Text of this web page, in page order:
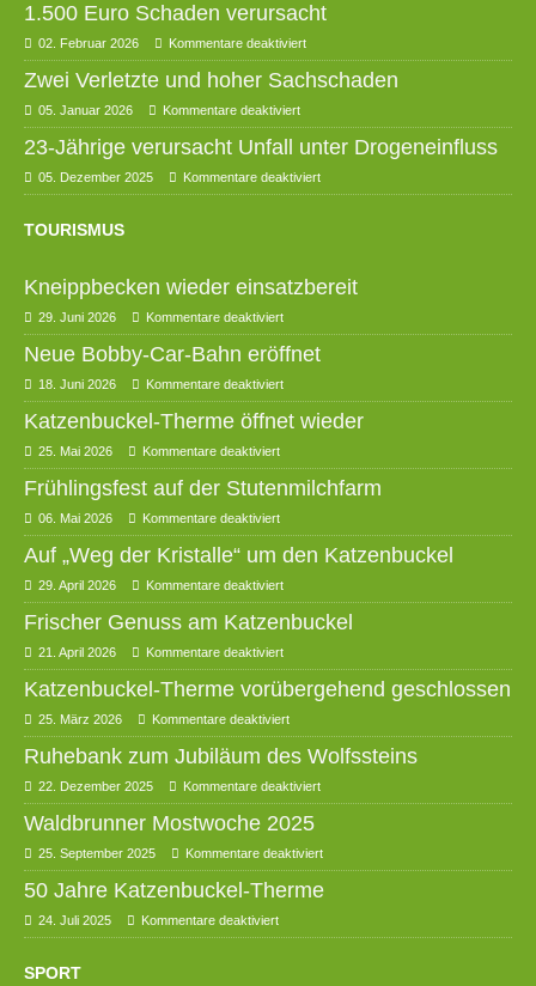
1.500 Euro Schaden verursacht
02. Februar 2026 Kommentare deaktiviert
Zwei Verletzte und hoher Sachschaden
05. Januar 2026 Kommentare deaktiviert
23-Jährige verursacht Unfall unter Drogeneinfluss
05. Dezember 2025 Kommentare deaktiviert
TOURISMUS
Kneippbecken wieder einsatzbereit
29. Juni 2026 Kommentare deaktiviert
Neue Bobby-Car-Bahn eröffnet
18. Juni 2026 Kommentare deaktiviert
Katzenbuckel-Therme öffnet wieder
25. Mai 2026 Kommentare deaktiviert
Frühlingsfest auf der Stutenmilchfarm
06. Mai 2026 Kommentare deaktiviert
Auf „Weg der Kristalle“ um den Katzenbuckel
29. April 2026 Kommentare deaktiviert
Frischer Genuss am Katzenbuckel
21. April 2026 Kommentare deaktiviert
Katzenbuckel-Therme vorübergehend geschlossen
25. März 2026 Kommentare deaktiviert
Ruhebank zum Jubiläum des Wolfssteins
22. Dezember 2025 Kommentare deaktiviert
Waldbrunner Mostwoche 2025
25. September 2025 Kommentare deaktiviert
50 Jahre Katzenbuckel-Therme
24. Juli 2025 Kommentare deaktiviert
SPORT